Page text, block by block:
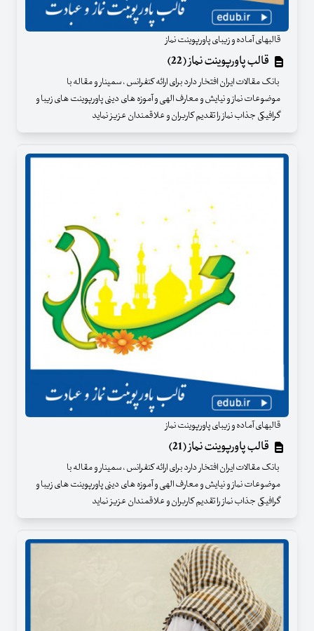
قالبهای آماده و زیبای پاورپوینت نماز
قالب پاورپوینت نماز (22)
بانک مقالات ایران افتخار دارد برای ارائه کنفرانس ، سمینار و مقاله با
موضوعات نماز و نیایش و معارف الهی و آموزه های دینی پاورپوینت های زیبا و
گرافیکی جذاب نماز را تقدیم کاربران و علاقمندان عزیز نماید
قالبهای آماده و زیبای پاورپوینت نماز
قالب پاورپوینت نماز (21)
بانک مقالات ایران افتخار دارد برای ارائه کنفرانس ، سمینار و مقاله با
موضوعات نماز و نیایش و معارف الهی و آموزه های دینی پاورپوینت های زیبا و
گرافیکی جذاب نماز را تقدیم کاربران و علاقمندان عزیز نماید